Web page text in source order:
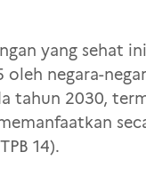
yang sehat
negara-
2030,
14).